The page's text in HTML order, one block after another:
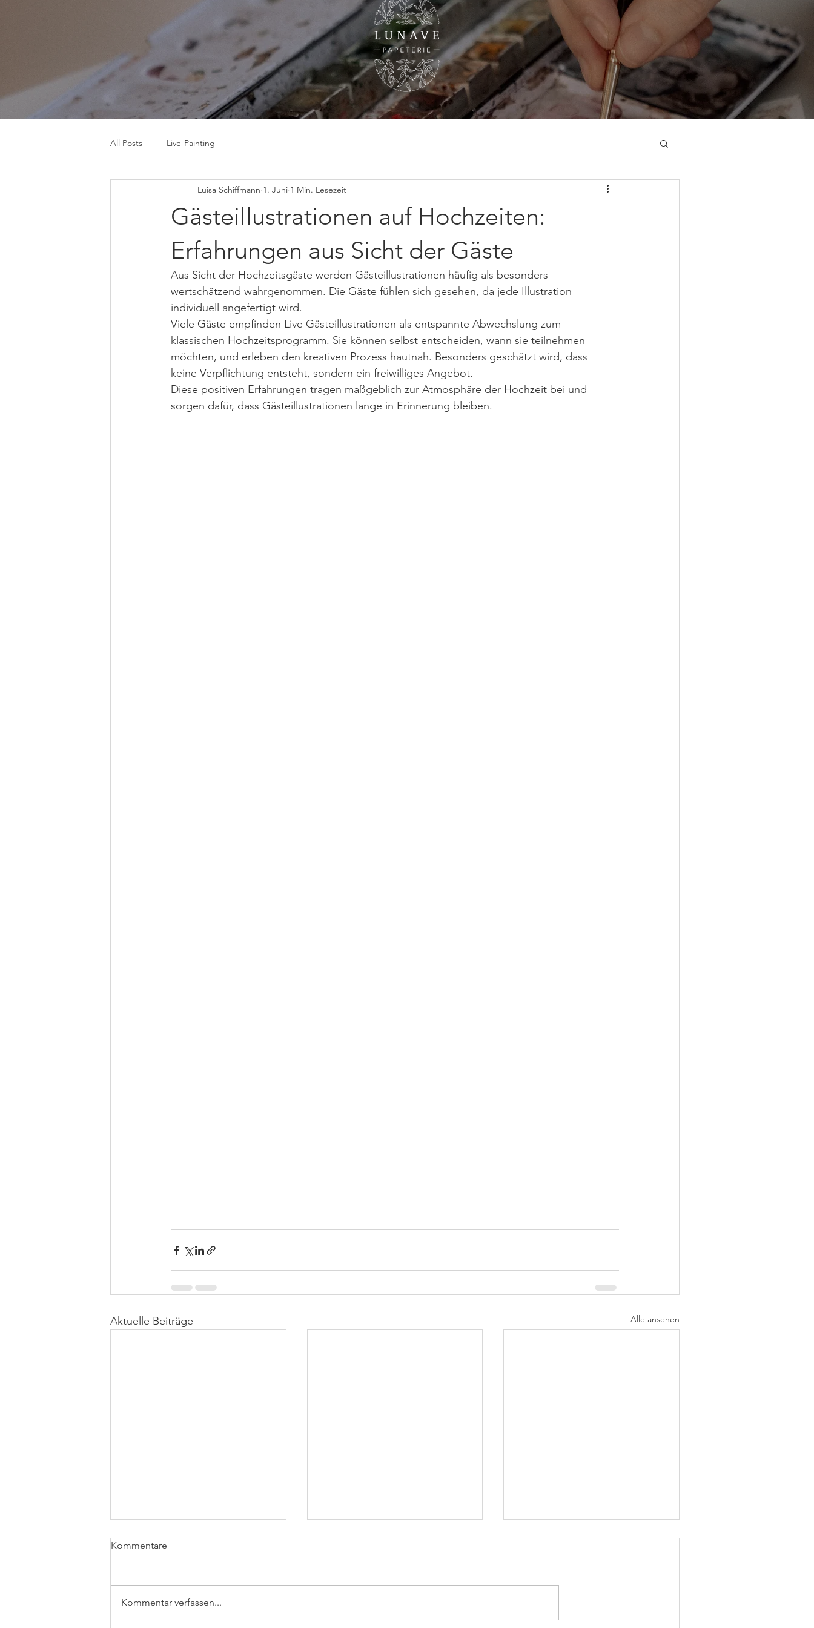
Startseite Firmenevents Atelierpost Workshops Über mich Online Shop
Anmelden
All Posts Live-Painting
Gästeillustrationen auf Hochzeiten:
Erfahrungen aus Sicht der Gäste
Luisa Schiffmann 1. Juni 1 Min. Lesezeit
Aus Sicht der Hochzeitsgäste werden Gästeillustrationen häufig als besonders
wertschätzend wahrgenommen. Die Gäste fühlen sich gesehen, da jede Illustration
individuell angefertigt wird.
Viele Gäste empfinden Live Gästeillustrationen als entspannte Abwechslung zum
klassischen Hochzeitsprogramm. Sie können selbst entscheiden, wann sie teilnehmen
möchten, und erleben den kreativen Prozess hautnah. Besonders geschätzt wird, dass
keine Verpflichtung entsteht, sondern ein freiwilliges Angebot.
Diese positiven Erfahrungen tragen maßgeblich zur Atmosphäre der Hochzeit bei und
sorgen dafür, dass Gästeillustrationen lange in Erinnerung bleiben.
Aktuelle Beiträge Alle ansehen
Kommentare
Kommentar verfassen...